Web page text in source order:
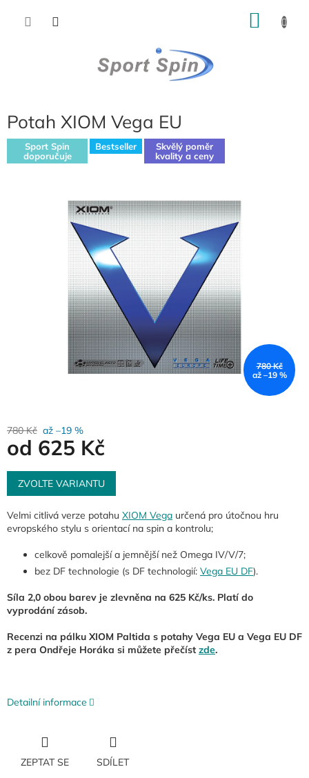
Potah XIOM Vega EU
Sport Spin
doporučuje
Bestseller
Skvělý poměr
kvality a ceny
780 Kč
až –19 %
780 Kč až –19 %
od 625 Kč
Měrná
cena:
ZVOLTE VARIANTU
Velmi citlivá verze potahu XIOM Vega určená pro útočnou hru
evropského stylu s orientací na spin a kontrolu;
celkově pomalejší a jemnější než Omega IV/V/7;
bez DF technologie (s DF technologií: Vega EU DF).
Síla 2,0 obou barev je zlevněna na 625 Kč/ks. Platí do
vyprodání zásob.
Recenzi na pálku XIOM Paltida s potahy Vega EU a Vega EU DF
z pera Ondřeje Horáka si můžete přečíst zde.
Detailní informace
ZEPTAT SE SDÍLET